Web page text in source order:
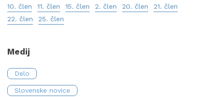
10. člen 11. člen 15. člen 2. člen 20. člen
21. člen
22. člen
25. člen
Medij
Delo
Slovenske novice